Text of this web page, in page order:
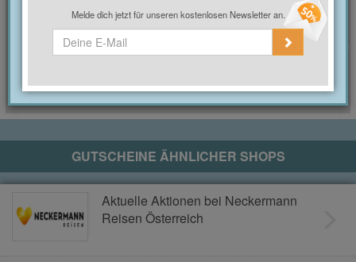
verpassen!
Melde dich jetzt für unseren kostenlosen Newsletter an.
GUTSCHEINE ÄHNLICHER SHOPS
Aktuelle Aktionen bei Neckermann
Reisen Österreich
Melde dich jetzt für unseren kostenlosen Newsletter an.